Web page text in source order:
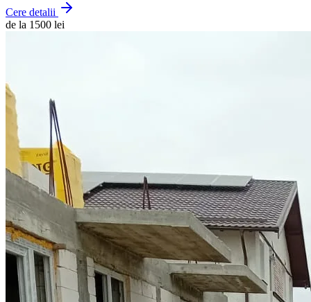
Cere detalii
de la 1500 lei